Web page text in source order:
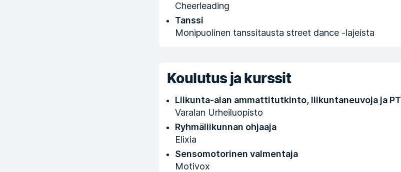
Cheerleading
Tanssi
Monipuolinen tanssitausta street dance -lajeista
Koulutus ja kurssit
Liikunta-alan ammattitutkinto, liikuntaneuvoja ja PT
Varalan Urheiluopisto
Ryhmäliikunnan ohjaaja
Elixia
Sensomotorinen valmentaja
Motivox